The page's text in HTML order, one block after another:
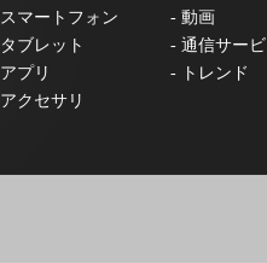
スマートフォン - 動画
タブレット - 通信サー
アプリ -
トレンド
アクセサリ